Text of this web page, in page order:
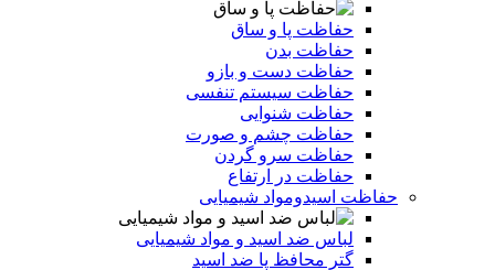
حفاظت پا و ساق
حفاظت بدن
حفاظت دست و بازو
حفاظت سیستم تنفسی
حفاظت شنوایی
حفاظت چشم و صورت
حفاظت سرو گردن
حفاظت در ارتفاع
حفاظت اسیدومواد شیمیایی
لباس ضد اسید و مواد شیمیایی
گتر محافظ پا ضد اسید